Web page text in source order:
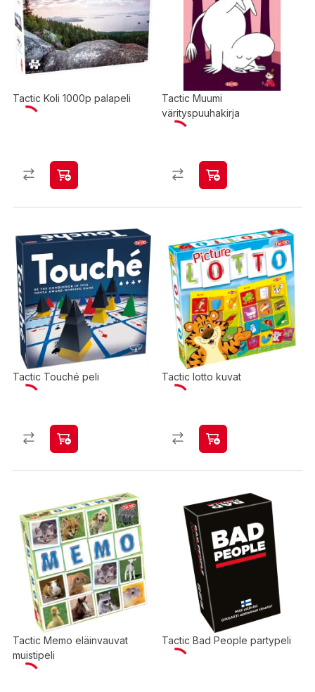
Tactic Koli 1000p palapeli
Tactic Muumi
värityspuuhakirja
Tactic Touché peli Tactic lotto kuvat
Tactic Memo eläinvauvat
muistipeli
Tactic Bad People partypeli